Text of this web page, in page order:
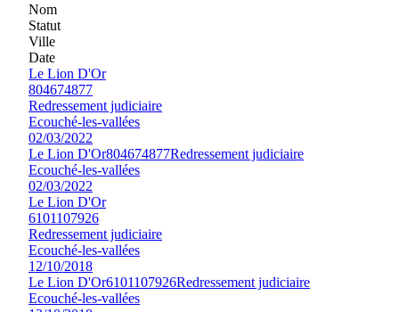
Nom
Statut
Ville
Date
Le Lion D'Or
804674877
Redressement judiciaire
Ecouché-les-vallées
02/03/2022
Le Lion D'Or804674877Redressement judiciaire
Ecouché-les-vallées
02/03/2022
Le Lion D'Or
6101107926
Redressement judiciaire
Ecouché-les-vallées
12/10/2018
Le Lion D'Or6101107926Redressement judiciaire
Ecouché-les-vallées